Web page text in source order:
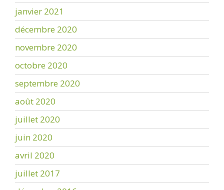
janvier 2021
décembre 2020
novembre 2020
octobre 2020
septembre 2020
août 2020
juillet 2020
juin 2020
avril 2020
juillet 2017